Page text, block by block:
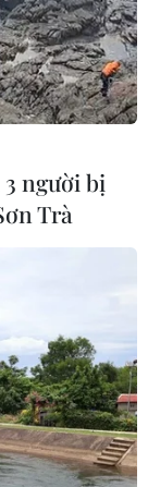
dụng
Truyền thông
Email:
(024)
người bị
Trà